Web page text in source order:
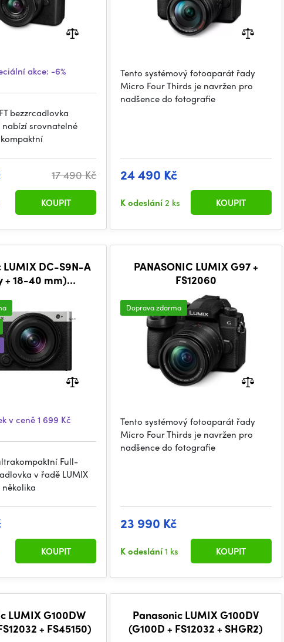
akce: -6%
bezzrcadlovka
nabízí srovnatelné
17 490 Kč
KOUPIT
Tento systémový fotoaparát řady
Micro Four Thirds je navržen pro
nadšence do fotografie
24 490 Kč
K odeslání2 ks KOUPIT
LUMIX DC-S9N-A
+ 18-40 mm)
v ceně 1 699 Kč
Full-
v řadě LUMIX
KOUPIT
PANASONIC LUMIX G97 +
FS12060
Doprava zdarma
Tento systémový fotoaparát řady
Micro Four Thirds je navržen pro
nadšence do fotografie
23 990 Kč
K odeslání1 ks KOUPIT
LUMIX G100DW
+ FS45150)
Panasonic LUMIX G100DV
(G100D + FS12032 + SHGR2)